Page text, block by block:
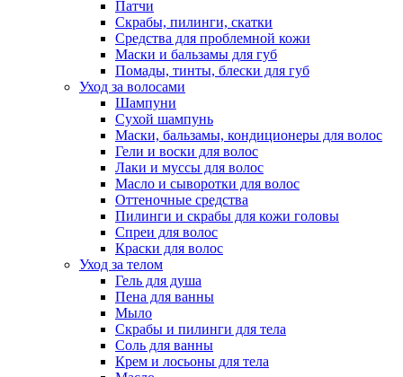
Патчи
Скрабы, пилинги, скатки
Средства для проблемной кожи
Маски и бальзамы для губ
Помады, тинты, блески для губ
Уход за волосами
Шампуни
Сухой шампунь
Маски, бальзамы, кондиционеры для волос
Гели и воски для волос
Лаки и муссы для волос
Масло и сыворотки для волос
Оттеночные средства
Пилинги и скрабы для кожи головы
Спреи для волос
Краски для волос
Уход за телом
Гель для душа
Пена для ванны
Мыло
Скрабы и пилинги для тела
Соль для ванны
Крем и лосьоны для тела